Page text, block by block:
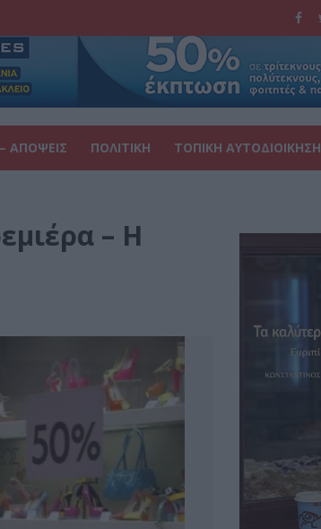
ΑΠΟΨΕΙΣ ΠΟΛΙΤΙΚΗ ΤΟΠΙΚΗ ΑΥΤΟΔΙΟΙΚΗΣΗ
– Η